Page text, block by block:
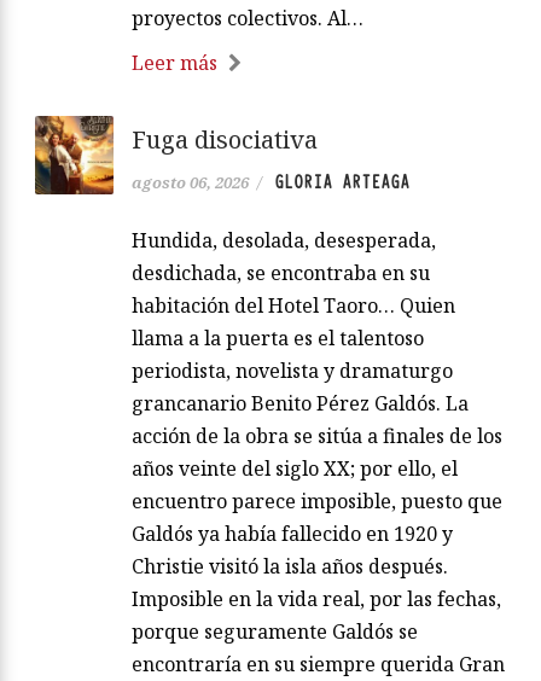
proyectos colectivos. Al…
Leer más
Fuga disociativa
agosto 06, 2026 / GLORIA ARTEAGA
Hundida, desolada, desesperada,
desdichada, se encontraba en su
habitación del Hotel Taoro… Quien
llama a la puerta es el talentoso
periodista, novelista y dramaturgo
grancanario Benito Pérez Galdós. La
acción de la obra se sitúa a finales de los
años veinte del siglo XX; por ello, el
encuentro parece imposible, puesto que
Galdós ya había fallecido en 1920 y
Christie visitó la isla años después.
Imposible en la vida real, por las fechas,
porque seguramente Galdós se
encontraría en su siempre querida Gran